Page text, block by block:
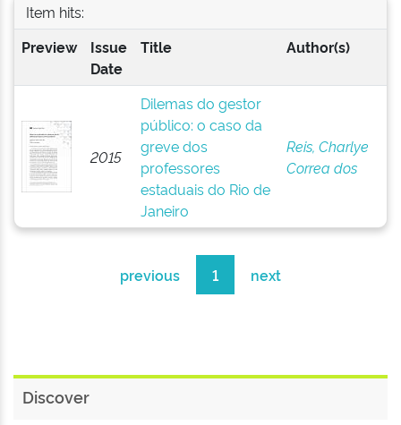
Item hits:
Preview
Issue
Date
Title Author(s)
2015
Dilemas do gestor
público: o caso da
greve dos
professores
estaduais do Rio de
Janeiro
Reis, Charlye
Correa dos
previous 1 next
Discover